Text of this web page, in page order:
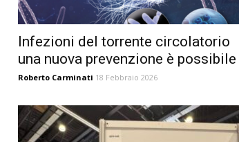
Infezioni del torrente circolatorio
una nuova prevenzione è possibile
Roberto Carminati 18 Febbraio 2026